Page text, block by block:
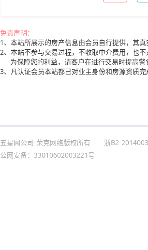
免责声明：
1、本站所展示的房产信息由会员自行提供，其
2、本站不参与交易过程，不收取中介费用，也
为保障您的利益，请客户在进行交易时提高警
3、凡认证会员本站都已对业主身份和房源资质
五星网公司-荣克网络版权所有 浙B2-
公网安备：33010602003221号